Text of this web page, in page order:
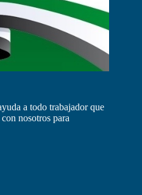
a todo trabajador que
nosotros para